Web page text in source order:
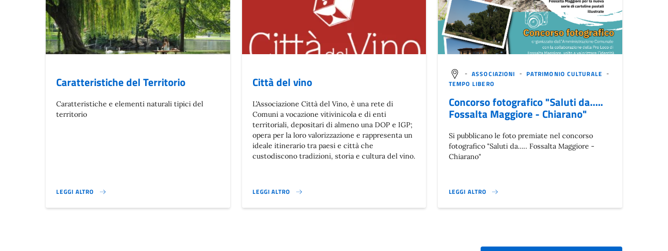
Caratteristiche del Territorio
Caratteristiche e elementi naturali tipici del
territorio
LEGGI ALTRO
CARATTERISTICHE DEL TERRITORIO}
Città del vino
L’Associazione Città del Vino, è una rete di
Comuni a vocazione vitivinicola e di enti
territoriali, depositari di almeno una DOP e IGP;
opera per la loro valorizzazione e rappresenta un
ideale itinerario tra paesi e città che
custodiscono tradizioni, storia e cultura del vino.
LEGGI ALTRO
CITTÀ DEL VINO}
- ASSOCIAZIONI - PATRIMONIO CULTURALE -
TEMPO LIBERO
Concorso fotografico "Saluti da…..
Fossalta Maggiore - Chiarano"
Si pubblicano le foto premiate nel concorso
fotografico "Saluti da….. Fossalta Maggiore -
Chiarano"
LEGGI ALTRO
CONCORSO FOTOGRAFICO "SALUTI DA….. FOSSALTA MAGGIORE -